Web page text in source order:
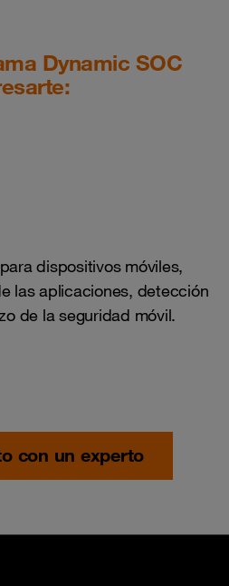
Dynamic SOC
dispositivos móviles,
las aplicaciones, detección
de la seguridad móvil.
con un experto